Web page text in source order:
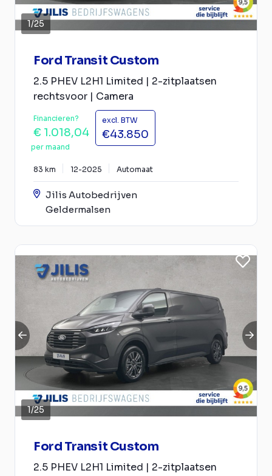
1/25
Ford Transit Custom
2.5 PHEV L2H1 Limited | 2-zitplaatsen
rechtsvoor | Camera
Financieren?
€ 1.018,04
per maand
excl. BTW
€43.850
83 km 12-2025 Automaat
Jilis Autobedrijven
Geldermalsen
1/25
Ford Transit Custom
2.5 PHEV L2H1 Limited | 2-zitplaatsen